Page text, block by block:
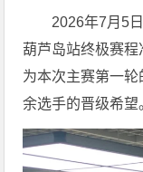
2026年7月5
葫芦岛站终极赛
为本次主赛第一
余选手的晋级希望